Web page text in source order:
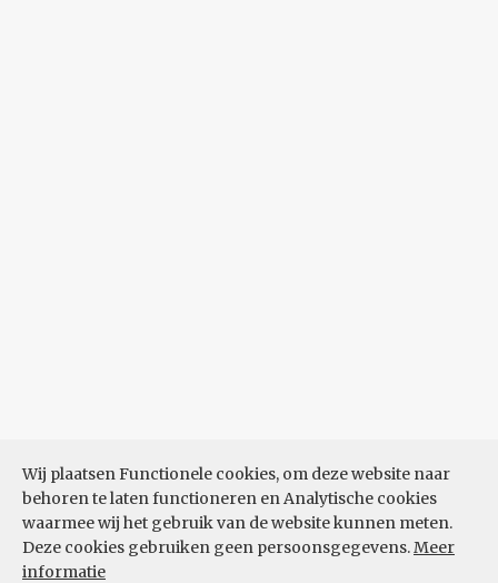
Wij plaatsen Functionele cookies, om deze website naar
behoren te laten functioneren en Analytische cookies
waarmee wij het gebruik van de website kunnen meten.
Deze cookies gebruiken geen persoonsgegevens.Meer
informatie